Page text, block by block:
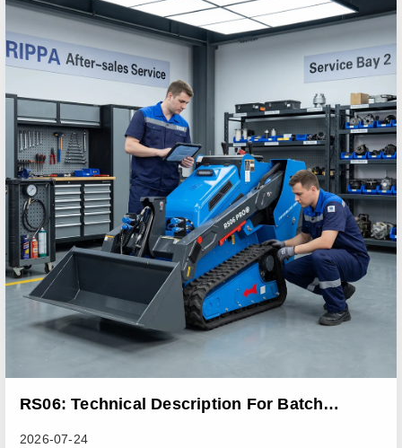
RS06: Technical Description For Batch
2026-07-24